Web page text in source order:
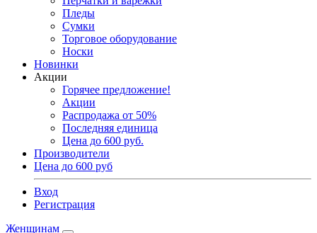
Пледы
Сумки
Торговое оборудование
Носки
Новинки
Акции
Горячее предложение!
Акции
Распродажа от 50%
Последняя единица
Цена до 600 руб.
Производители
Цена до 600 руб
Вход
Регистрация
Женщинам